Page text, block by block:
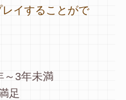
イすることがで
～3年未満
足